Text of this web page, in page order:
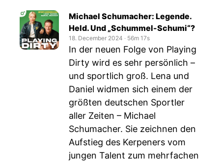
Michael Schumacher: Legende.
Held. Und „Schummel-Schumi“?
18. December 2024 ‧ 56m 17s
In der neuen Folge von Playing
Dirty wird es sehr persönlich –
und sportlich groß. Lena und
Daniel widmen sich einem der
größten deutschen Sportler
aller Zeiten – Michael
Schumacher. Sie zeichnen den
Aufstieg des Kerpeners vom
jungen Talent zum mehrfachen